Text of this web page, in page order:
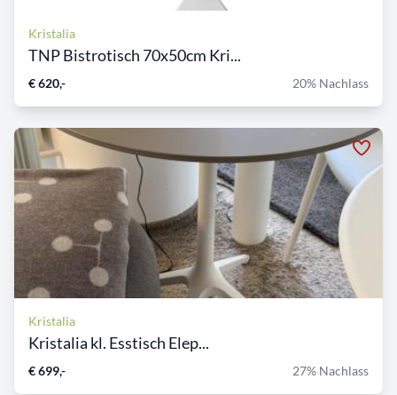
Kristalia
TNP Bistrotisch 70x50cm Kri...
€ 620,- 20% Nachlass
Kristalia
Kristalia kl. Esstisch Elep...
€ 699,- 27% Nachlass